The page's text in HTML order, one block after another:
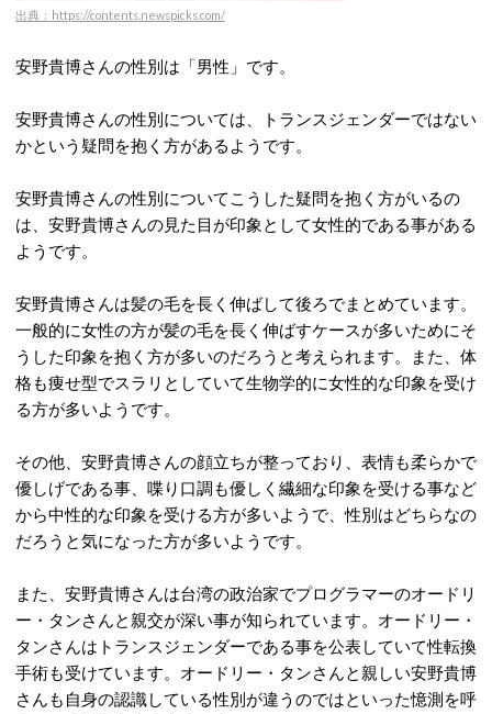
出典：https://contents.newspicks.com/
安野貴博さんの性別は「男性」です。
安野貴博さんの性別については、トランスジェンダーではない
かという疑問を抱く方があるようです。
安野貴博さんの性別についてこうした疑問を抱く方がいるの
は、安野貴博さんの見た目が印象として女性的である事がある
ようです。
安野貴博さんは髪の毛を長く伸ばして後ろでまとめています。
一般的に女性の方が髪の毛を長く伸ばすケースが多いためにそ
うした印象を抱く方が多いのだろうと考えられます。また、体
格も痩せ型でスラリとしていて生物学的に女性的な印象を受け
る方が多いようです。
その他、安野貴博さんの顔立ちが整っており、表情も柔らかで
優しげである事、喋り口調も優しく繊細な印象を受ける事など
から中性的な印象を受ける方が多いようで、性別はどちらなの
だろうと気になった方が多いようです。
また、安野貴博さんは台湾の政治家でプログラマーのオードリ
ー・タンさんと親交が深い事が知られています。オードリー・
タンさんはトランスジェンダーである事を公表していて性転換
手術も受けています。オードリー・タンさんと親しい安野貴博
さんも自身の認識している性別が違うのではといった憶測を呼